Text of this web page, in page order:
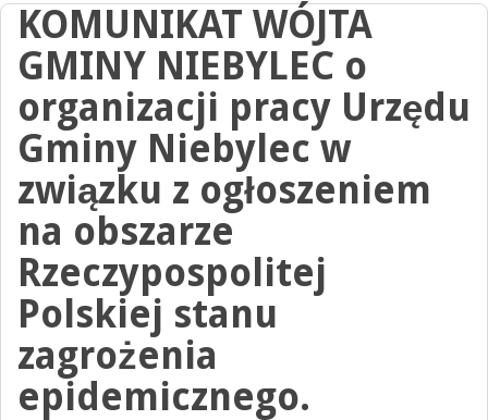
KOMUNIKAT WÓJTA
GMINY NIEBYLEC o
organizacji pracy Urzędu
Gminy Niebylec w
związku z ogłoszeniem
na obszarze
Rzeczypospolitej
Polskiej stanu
zagrożenia
epidemicznego.